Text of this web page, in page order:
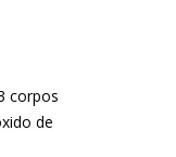
corpos
de